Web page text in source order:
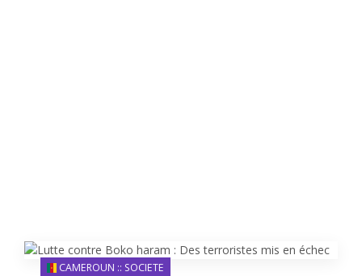
CAMEROUN :: SOCIETE